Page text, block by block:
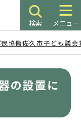
検索 メニュー
民協働佐久市子ども議会
の設置に